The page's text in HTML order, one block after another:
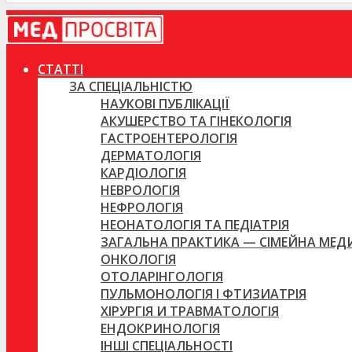
СТАТТІ
ЗА СПЕЦІАЛЬНІСТЮ
НАУКОВІ ПУБЛІКАЦІЇ
АКУШЕРСТВО ТА ГІНЕКОЛОГІЯ
ГАСТРОЕНТЕРОЛОГІЯ
ДЕРМАТОЛОГІЯ
КАРДІОЛОГІЯ
НЕВРОЛОГІЯ
НЕФРОЛОГІЯ
НЕОНАТОЛОГІЯ ТА ПЕДІАТРІЯ
ЗАГАЛЬНА ПРАКТИКА — СІМЕЙНА
ОНКОЛОГІЯ
ОТОЛАРІНГОЛОГІЯ
ПУЛЬМОНОЛОГІЯ І ФТИЗИАТРІЯ
ХІРУРГІЯ И ТРАВМАТОЛОГІЯ
ЕНДОКРИНОЛОГІЯ
ІНШІ СПЕЦІАЛЬНОСТІ